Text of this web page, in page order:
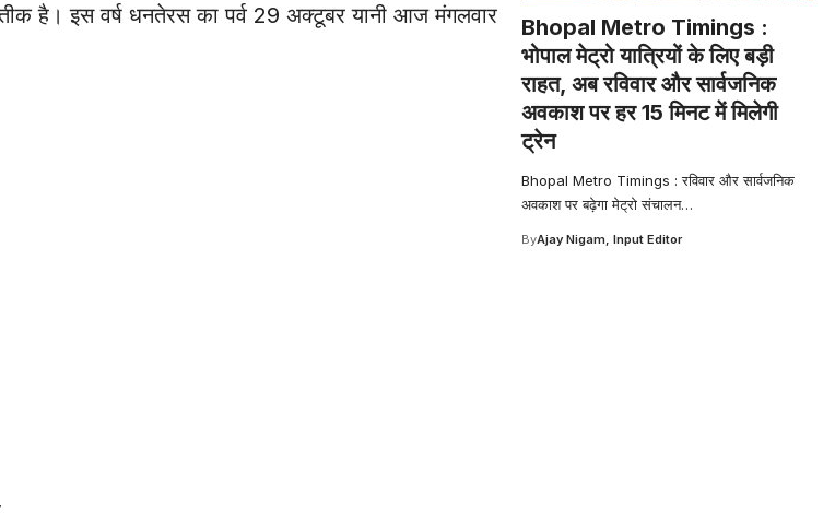
है। इस वर्ष धनतेरस का पर्व 29 अक्टूबर यानी आज मंगलवार
Bhopal Metro Timings :
भोपाल मेट्रो यात्रियों के लिए बड़ी
राहत, अब रविवार और सार्वजनिक
अवकाश पर हर 15 मिनट में मिलेगी
ट्रेन
Bhopal Metro Timings : रविवार और सार्वजनिक
अवकाश पर बढ़ेगा मेट्रो संचालन…
ByAjay Nigam, Input Editor